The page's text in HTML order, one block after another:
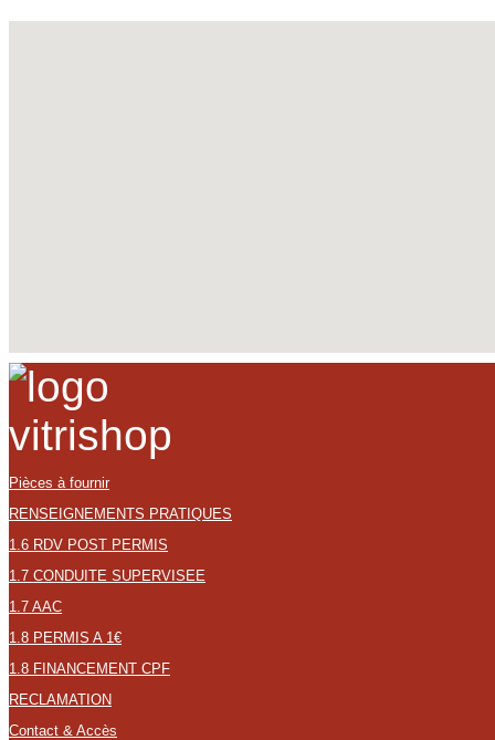
Pièces à fournir
RENSEIGNEMENTS PRATIQUES
1.6 RDV POST PERMIS
1.7 CONDUITE SUPERVISEE
1.7 AAC
1.8 PERMIS A 1€
1.8 FINANCEMENT CPF
RECLAMATION
Contact & Accès